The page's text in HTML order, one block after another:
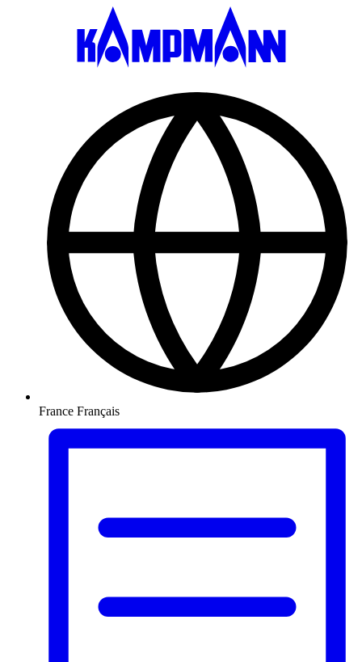
France Français